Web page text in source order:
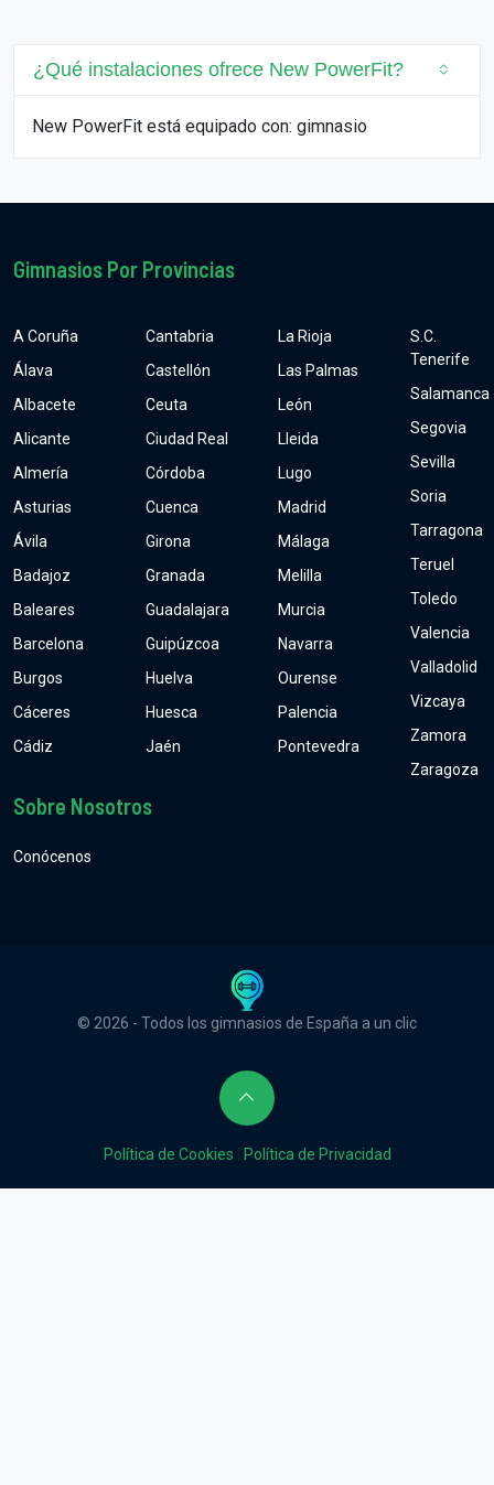
¿Qué instalaciones ofrece New PowerFit?
New PowerFit está equipado con: gimnasio
Gimnasios Por Provincias
A Coruña
Álava
Albacete
Alicante
Almería
Asturias
Ávila
Badajoz
Baleares
Barcelona
Burgos
Cáceres
Cádiz
Cantabria
Castellón
Ceuta
Ciudad Real
Córdoba
Cuenca
Girona
Granada
Guadalajara
Guipúzcoa
Huelva
Huesca
Jaén
La Rioja
Las Palmas
León
Lleida
Lugo
Madrid
Málaga
Melilla
Murcia
Navarra
Ourense
Palencia
Pontevedra
S.C.
Tenerife
Salamanca
Segovia
Sevilla
Soria
Tarragona
Teruel
Toledo
Valencia
Valladolid
Vizcaya
Zamora
Zaragoza
Sobre Nosotros
Conócenos
© 2026 - Todos los gimnasios de España a un clic
Política de Cookies Política de Privacidad